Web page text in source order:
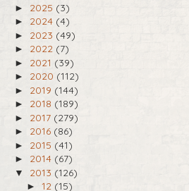
► 2025 (3)
► 2024 (4)
► 2023 (49)
► 2022 (7)
► 2021 (39)
► 2020 (112)
► 2019 (144)
► 2018 (189)
► 2017 (279)
► 2016 (86)
► 2015 (41)
► 2014 (67)
▼ 2013 (126)
► 12 (15)